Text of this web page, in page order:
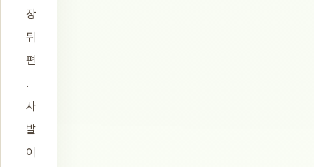
장
뒤
편
.
사
발
이